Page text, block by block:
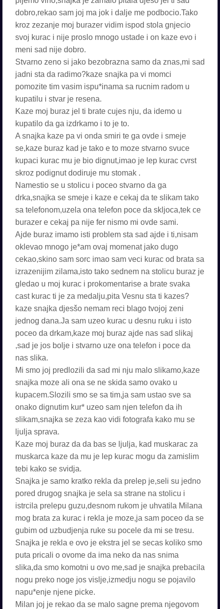
dobro,rekao sam joj ma jok i dalje me podbocio.Tako
kroz zezanje moj burazer vidim ispod stola gnjecio
svoj kurac i nije proslo mnogo ustade i on kaze evo i
meni sad nije dobro.
Stvarno zeno si jako bezobrazna samo da znas,mi sad
jadni sta da radimo?kaze snajka pa vi momci
pomozite tim vasim ispu*inama sa rucnim radom u
kupatilu i stvar je resena.
Kaze moj buraz jel ti brate cujes nju, da idemo u
kupatilo da ga izdrkamo i to je to.
A snajka kaze pa vi onda smiri te ga ovde i smeje
se,kaze buraz kad je tako e to moze stvarno svuce
kupaci kurac mu je bio dignut,imao je lep kurac cvrst
skroz podignut dodiruje mu stomak .
Namestio se u stolicu i poceo stvarno da ga
drka,snajka se smeje i kaze e cekaj da te slikam tako
sa telefonom,uzela ona telefon poce da skljoca,tek ce
burazer e cekaj pa nije fer nismo mi ovde sami.
Ajde buraz imamo isti problem sta sad ajde i ti,nisam
oklevao mnogo je*am ovaj momenat jako dugo
cekao,skino sam sorc imao sam veci kurac od brata sa
izrazenijim zilama,isto tako sednem na stolicu buraz je
gledao u moj kurac i prokomentarise a brate svaka
cast kurac ti je za medalju,pita Vesnu sta ti kazes?
kaze snajka djesšo nemam reci blago tvojoj zeni
jednog dana.Ja sam uzeo kurac u desnu ruku i isto
poceo da drkam,kaze moj buraz ajde nas sad slikaj
,sad je jos bolje i stvarno uze ona telefon i poce da
nas slika.
Mi smo joj predlozili da sad mi nju malo slikamo,kaze
snajka moze ali ona se ne skida samo ovako u
kupacem.Slozili smo se sa tim,ja sam ustao sve sa
onako dignutim kur* uzeo sam njen telefon da ih
slikam,snajka se zeza kao vidi fotografa kako mu se
ljulja sprava.
Kaze moj buraz da da bas se ljulja, kad muskarac za
muskarca kaze da mu je lep kurac mogu da zamislim
tebi kako se svidja.
Snajka je samo kratko rekla da prelep je,seli su jedno
pored drugog snajka je sela sa strane na stolicu i
istrcila prelepu guzu,desnom rukom je uhvatila Milana
mog brata za kurac i rekla je moze,ja sam poceo da se
gubim od uzbudjenja ruke su pocele da mi se tresu.
Snajka je rekla e ovo je ekstra jel se secas koliko smo
puta pricali o ovome da ima neko da nas snima
slika,da smo komotni u ovo me,sad je snajka prebacila
nogu preko noge jos vislje,izmedju nogu se pojavilo
napu*enje njene picke.
Milan joj je rekao da se malo sagne prema njegovom